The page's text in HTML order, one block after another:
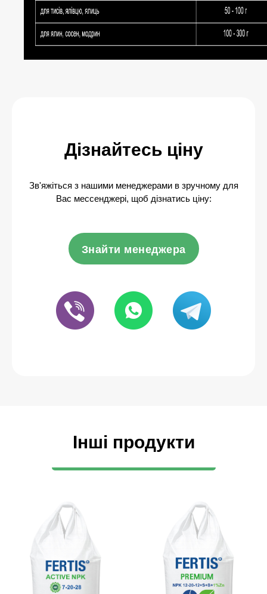
Дізнайтесь ціну
Зв'яжіться з нашими менеджерами в зручному для
Вас мессенджері, щоб дізнатись ціну:
Знайти менеджера
Інші продукти